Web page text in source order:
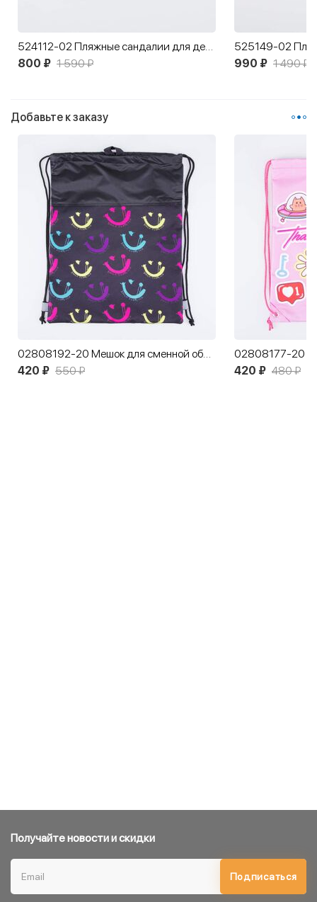
524112-02 Пляжные сандалии для девочки Пончик
800 ₽ 1 590 ₽ 990 ₽ 1 490 ₽
Добавьте к заказу
02808192-20 Мешок для сменной обуви цветной
420 ₽ 550 ₽ 420 ₽ 480 ₽
Получайте новости и скидки
Подписаться